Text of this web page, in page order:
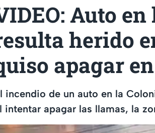
Auto
herido
apagar
incendio de un auto en la
intentar apagar las llamas, la